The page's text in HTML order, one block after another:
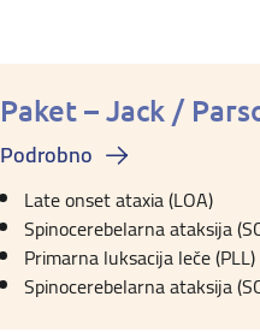
Paket – Jack /
Podrobno
Late onset ataxia (LOA)
Spinocerebelarna ataksija
Primarna luksacija leče (PLL)
Spinocerebelarna ataksija